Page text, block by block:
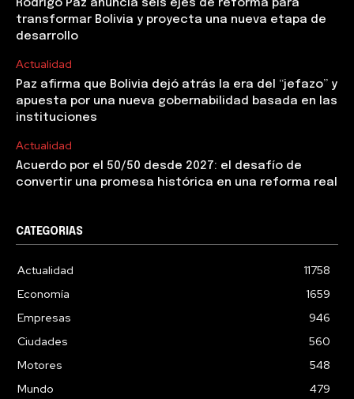
Rodrigo Paz anuncia seis ejes de reforma para
transformar Bolivia y proyecta una nueva etapa de
desarrollo
Actualidad
Paz afirma que Bolivia dejó atrás la era del “jefazo” y
apuesta por una nueva gobernabilidad basada en las
instituciones
Actualidad
Acuerdo por el 50/50 desde 2027: el desafío de
convertir una promesa histórica en una reforma real
CATEGORIAS
Actualidad
11758
Economía
1659
Empresas
946
Ciudades
560
Motores
548
Mundo
479